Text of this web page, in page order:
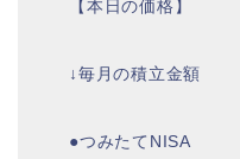
【本日の価格】
↓毎月の積立金額
●つみたてNISA